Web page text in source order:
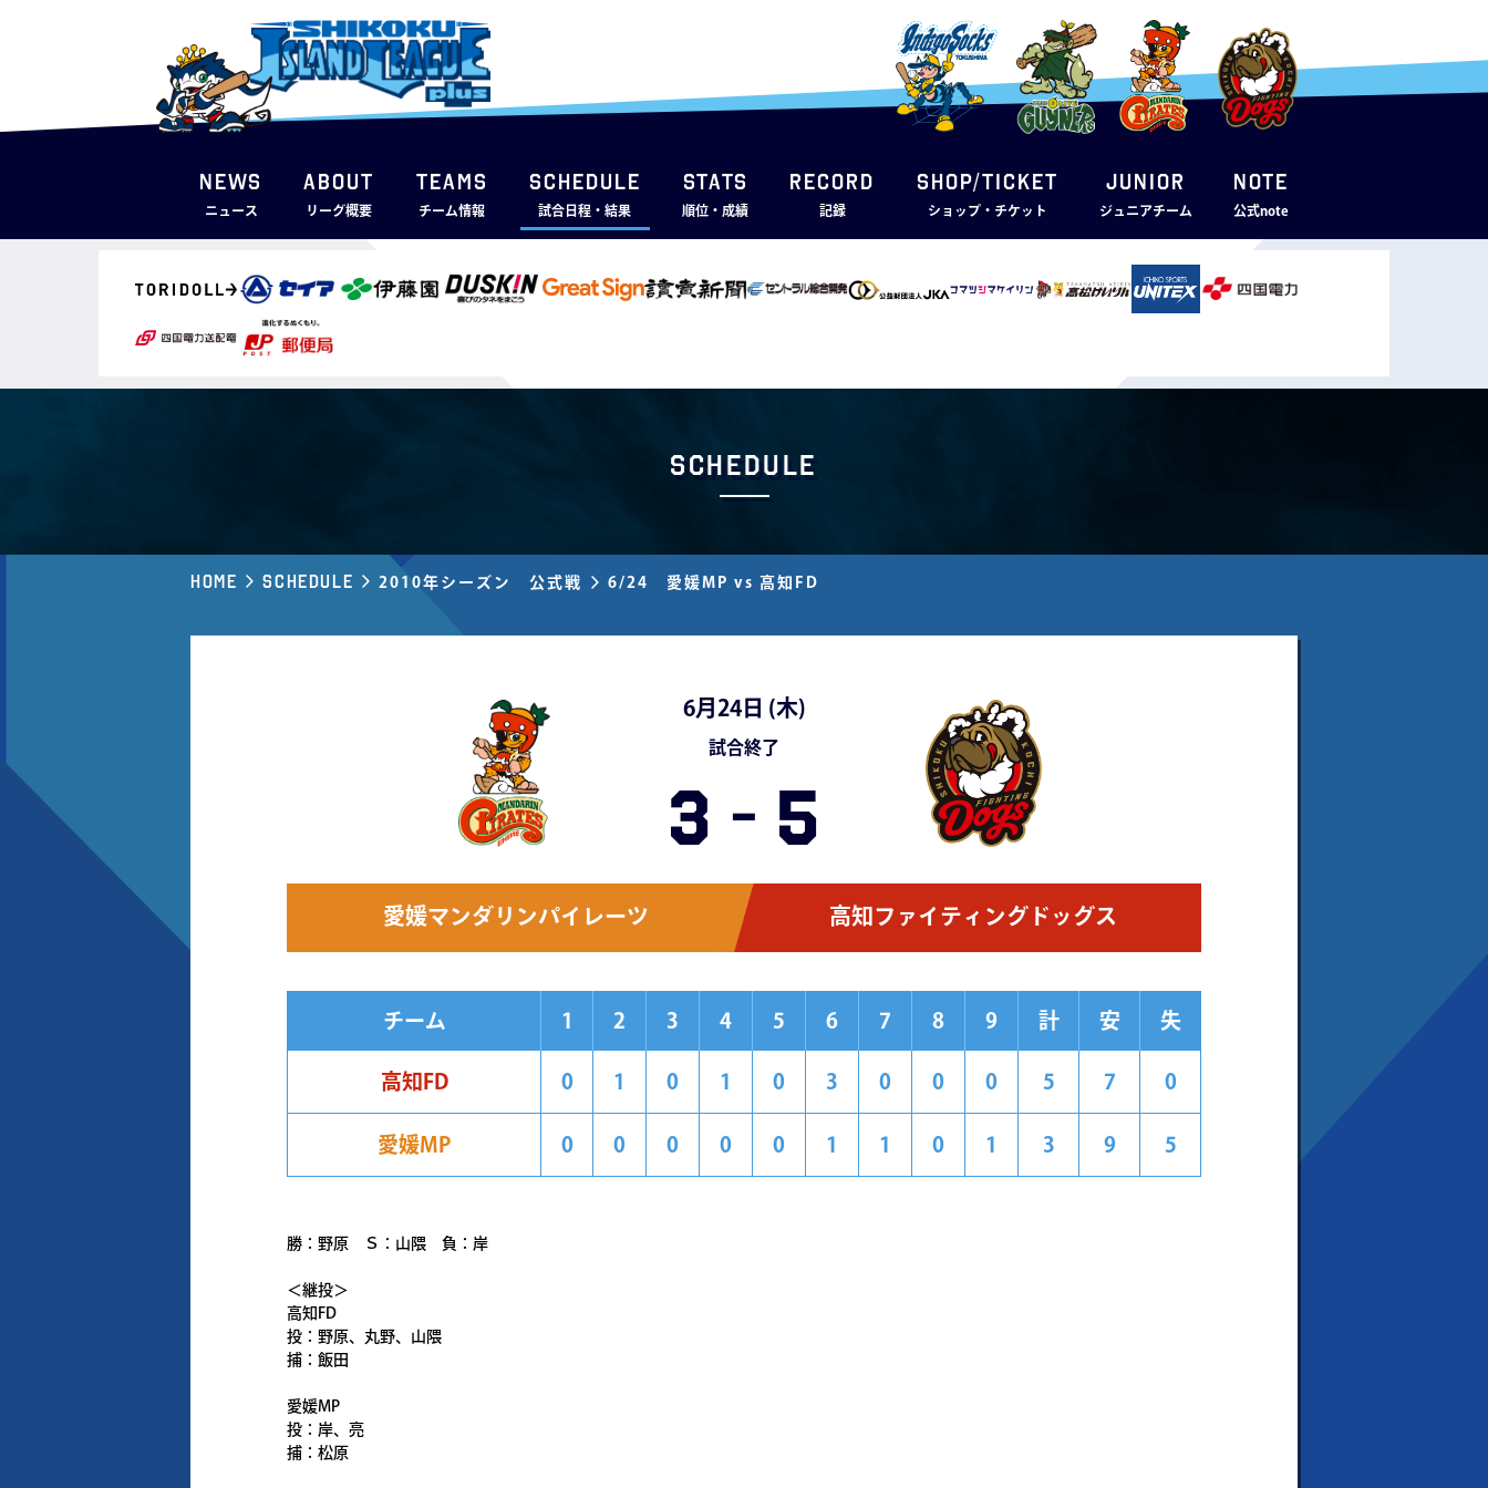
NEWS
ニュース
ABOUT
リーグ概要
TEAMS
チーム情報
SCHEDULE
試合日程・結果
STATS
順位・成績
RECORD
記録
SHOP/TICKET
ショップ・チケット
JUNIOR
ジュニアチーム
note
公式note
Schedule
Home Schedule 2010年シーズン 公式戦 6/24 愛媛MP vs 高知FD
6月24日 (木)
試合終了
3 - 5
愛媛マンダリンパイレーツ 高知ファイティングドッグス
チーム 1 2 3 4 5 6 7 8 9 計 安 失
高知FD 0 1 0 1 0 3 0 0 0 5 7 0
愛媛MP 0 0 0 0 0 1 1 0 1 3 9 5
勝：野原 Ｓ：山隈 負：岸
＜継投＞
高知FD
投：野原、丸野、山隈
捕：飯田
愛媛MP
投：岸、亮
捕：松原